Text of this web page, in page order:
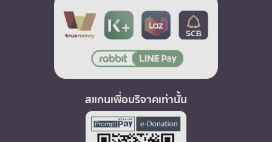
สแกนเพื่อบริจาคเท่านั้น